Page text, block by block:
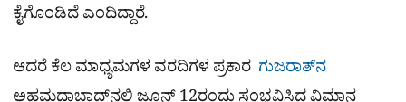
ಕೈಗೊಂಡಿದೆ ಎಂದಿದ್ದಾರೆ.
ಆದರೆ ಕೆಲ ಮಾಧ್ಯಮಗಳ ವರದಿಗಳ ಪ್ರಕಾರ ಗುಜರಾತ್‌ನ